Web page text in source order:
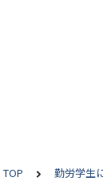
TOP 勤労学生